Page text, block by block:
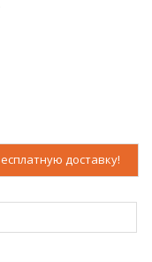
доставку!